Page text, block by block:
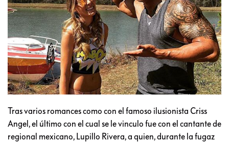
Tras varios romances como con el famoso ilusionista Criss
Angel, el último con el cual se le vinculo fue con el cantante de
regional mexicano, Lupillo Rivera, a quien, durante la fugaz